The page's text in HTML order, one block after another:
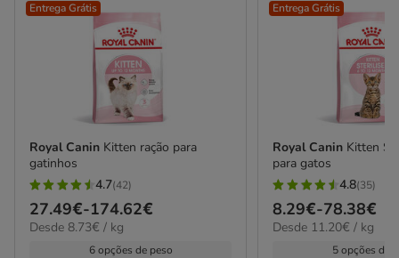
Entrega Grátis
Royal Canin Kitten ração para
gatinhos
4.7
estrelas
com
4.7(42)
Preço
de
27.49€-174.62€
8.73€
Desde 8.73€ / kg
6 opções de peso
Entrega Grátis
Royal Canin Kitten
para gatos
4.8
estrelas
com
4.8(35)
Preço
de
8.29€-78.38€
11.20€
Desde 11.20€ / kg
5 opções de